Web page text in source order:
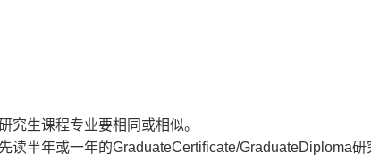
究生课程专业要相同或相似。
读半年或一年的GraduateCertificate/GraduateDiploma